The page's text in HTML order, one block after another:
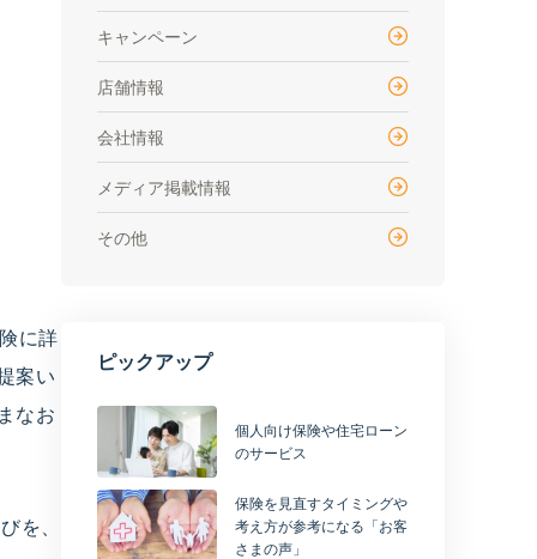
に詳
案い
なお
を、
キャンペーン
店舗情報
会社情報
メディア掲載情報
その他
ピックアップ
個人向け保険や住宅ローン
のサービス
保険を見直すタイミングや
考え方が参考になる「お客
さまの声」